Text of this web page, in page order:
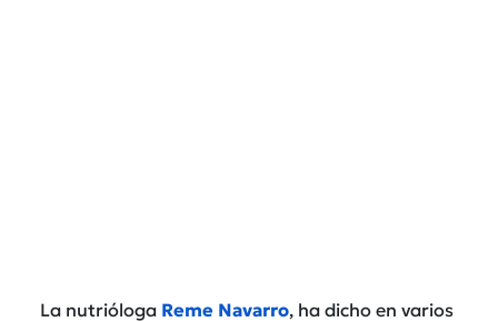
La nutrióloga Reme Navarro, ha dicho en varios